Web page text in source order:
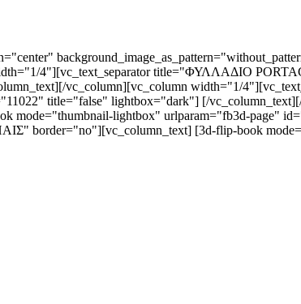
4"][vc_text_separator title="ΦΥΛΛΑΔΙΟ
vc_column][vc_column width="1/
title="false" lightbox="dark"] [/
lightbox" urlparam="fb3d-page"
border="no"][vc_column_text] [3d-flip-book